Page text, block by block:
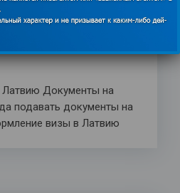
Документы на
подавать документы на
визы в Латвию